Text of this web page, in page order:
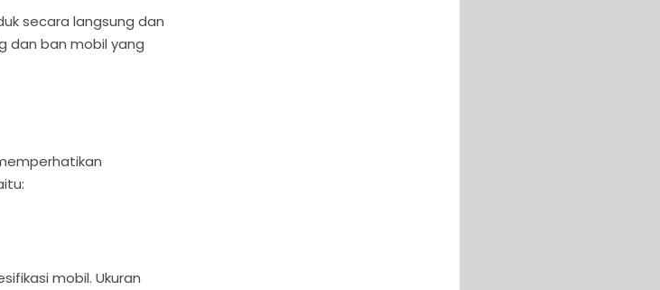
secara langsung dan
dan ban mobil yang
mobil. Ukuran